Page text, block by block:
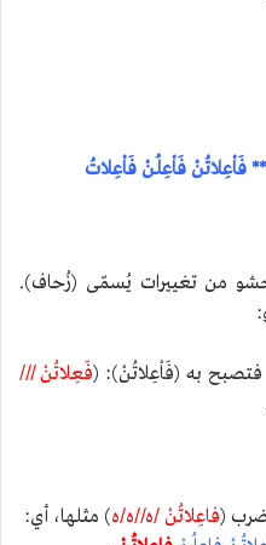
فَاْعِلاتُنْ فَاْعِلُنْ فَاْعِلاتُ
من تغييرات يُسمّى (زُحاف).
به (فَاْعِلاتُنْ): (فَعِلاتُنْ ///
(فاعِلاتُنْ /ه//ه/ه) مثلها، أي: